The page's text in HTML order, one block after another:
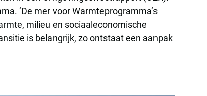
‘De mer voor Warmteprogramma’s
milieu en sociaaleconomische
is belangrijk, zo ontstaat een aanpak